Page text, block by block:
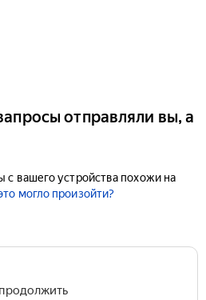
отправляли вы, а
с вашего устройства похожи на
могло произойти?